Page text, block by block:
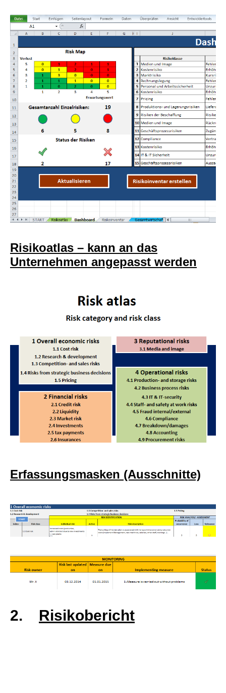
Risikoatlas – kann an das
Unternehmen angepasst werden
Erfassungsmasken (Ausschnitte)
2. Risikobericht